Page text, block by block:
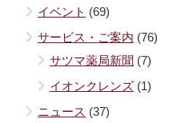
イベント (69)
サービス・ご案内 (76)
サツマ薬局新聞 (7)
イオンクレンズ (1)
ニュース (37)